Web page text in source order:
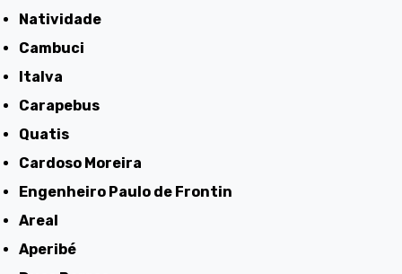
Natividade
Cambuci
Italva
Carapebus
Quatis
Cardoso Moreira
Engenheiro Paulo de Frontin
Areal
Aperibé